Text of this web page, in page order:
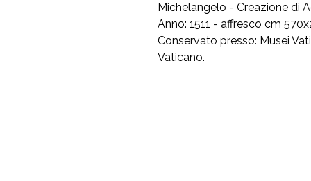
Michelangelo - Creazione di
Anno: 1511 - affresco cm
Conservato presso: Musei
Vaticano.